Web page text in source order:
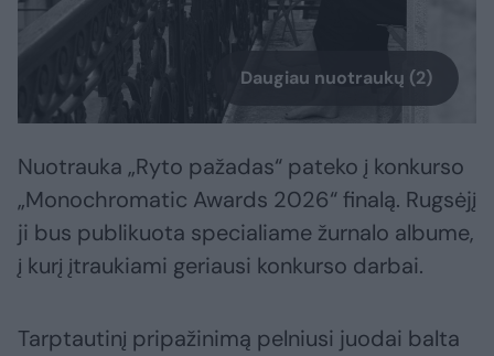
Daugiau nuotraukų (2)
Nuotrauka „Ryto pažadas“ pateko į konkurso
„Monochromatic Awards 2026“ finalą. Rugsėjį
ji bus publikuota specialiame žurnalo albume,
į kurį įtraukiami geriausi konkurso darbai.
Tarptautinį pripažinimą pelniusi juodai balta